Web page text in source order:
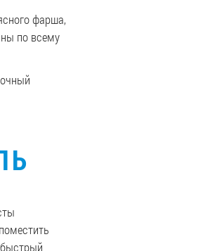
фарша,
по всему